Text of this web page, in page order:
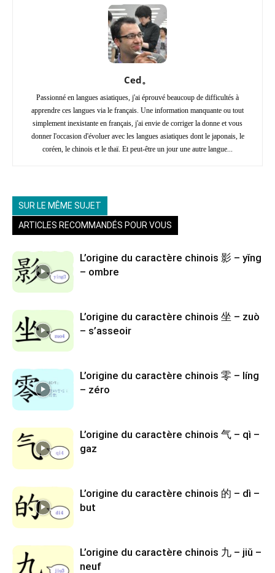
Ced。
Passionné en langues asiatiques, j'ai éprouvé beaucoup de difficultés à
apprendre ces langues via le français. Une information manquante ou tout
simplement inexistante en français, j'ai envie de corriger la donne et vous
donner l'occasion d'évoluer avec les langues asiatiques dont le japonais, le
coréen, le chinois et le thaï. Et peut-être un jour une autre langue...
SUR LE MÊME SUJET
ARTICLES RECOMMANDÉS POUR VOUS
L’origine du caractère chinois 影 – yǐng
– ombre
L’origine du caractère chinois 坐 – zuò
– s’asseoir
L’origine du caractère chinois 零 – líng
– zéro
L’origine du caractère chinois 气 – qì –
gaz
L’origine du caractère chinois 的 – dì –
but
L’origine du caractère chinois 九 – jiǔ –
neuf